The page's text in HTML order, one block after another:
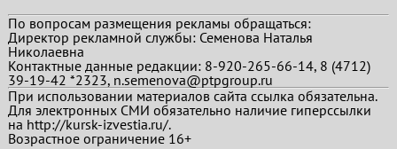
По вопросам размещения рекламы обращаться:
Директор рекламной службы: Семенова Наталья
Николаевна
Контактные данные редакции: 8-920-265-66-14, 8 (4712)
39-19-42 *2323, n.semenova@ptpgroup.ru
При использовании материалов сайта ссылка обязательна.
Для электронных СМИ обязательно наличие гиперссылки
на http://kursk-izvestia.ru/.
Возрастное ограничение 16+